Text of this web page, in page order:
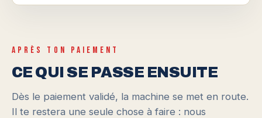
APRÈS TON PAIEMENT
CE QUI SE PASSE ENSUITE
Dès le paiement validé, la machine se met en route.
Il te restera une seule chose à faire : nous